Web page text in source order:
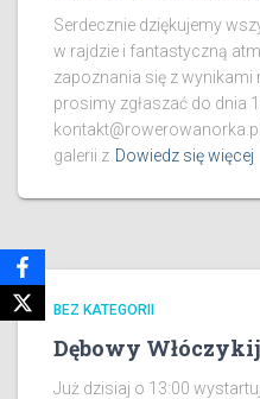
Serdecznie dziękujemy
w rajdzie i fantastyczną
zapoznania się z wynikami
prosimy zgłaszać do dnia
galerii z Dowiedz się więcej
BEZ KATEGORII
Dębowy
Już dzisiaj o 13:00